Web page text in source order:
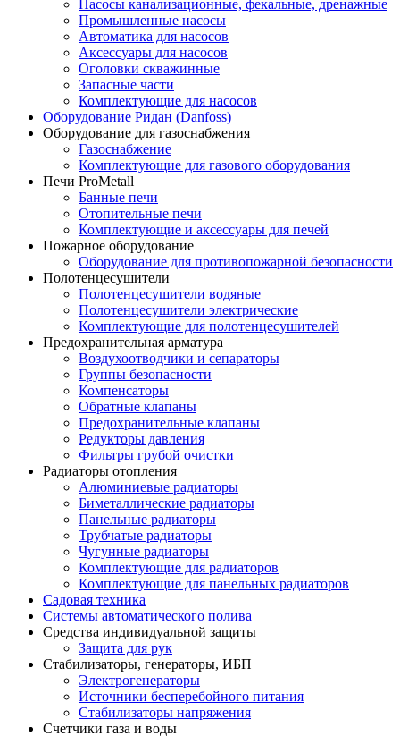
Насосы канализационные, фекальные, дренажные
Промышленные насосы
Автоматика для насосов
Аксессуары для насосов
Оголовки скважинные
Запасные части
Комплектующие для насосов
Оборудование Ридан (Danfoss)
Оборудование для газоснабжения
Газоснабжение
Комплектующие для газового оборудования
Печи ProMetall
Банные печи
Отопительные печи
Комплектующие и аксессуары для печей
Пожарное оборудование
Оборудование для противопожарной безопасности
Полотенцесушители
Полотенцесушители водяные
Полотенцесушители электрические
Комплектующие для полотенцесушителей
Предохранительная арматура
Воздухоотводчики и сепараторы
Группы безопасности
Компенсаторы
Обратные клапаны
Предохранительные клапаны
Редукторы давления
Фильтры грубой очистки
Радиаторы отопления
Алюминиевые радиаторы
Биметаллические радиаторы
Панельные радиаторы
Трубчатые радиаторы
Чугунные радиаторы
Комплектующие для радиаторов
Комплектующие для панельных радиаторов
Садовая техника
Системы автоматического полива
Средства индивидуальной защиты
Защита для рук
Стабилизаторы, генераторы, ИБП
Электрогенераторы
Источники бесперебойного питания
Стабилизаторы напряжения
Счетчики газа и воды